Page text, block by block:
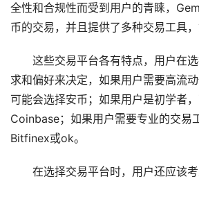
全性和合规性而受到用户的青睐，
币的交易，并且提供了多种交易工具，
这些交易平台各有特点，用户在
求和偏好来决定，如果用户需要高流动
可能会选择安币；如果用户是初学者
Coinbase；如果用户需要专业的交易
Bitfinex或ok。
在选择交易平台时，用户还应该考